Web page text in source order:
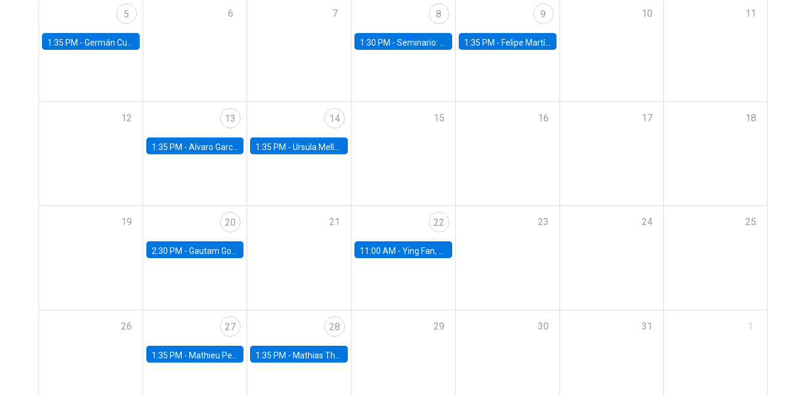
5
1:35 PM - Germán Cubas, University of Houston
6 7 8
1:30 PM -Seminario: “Recuperando la humanidad para progresar en la era de la IA»
9
1:35 PM - Felipe Martínez, alumno Doctorado en Economía UC
10 11
12 13
1:35 PM - Alvaro Garcia-Marin, Universidad de Los Andes
14
1:35 PM -Ursula Mello, Insper - Institute of Education and Research
15 16 17 18
19 20
2:30 PM - Gautam Gowrisankaran, Columbia University
21 22
11:00 AM -Ying Fan, University of Michigan
23 24 25
26 27
1:35 PM - Mathieu Pedemonte, IDB
28
1:35 PM - Mathias Thoenig, University of Lausanne
29 30 31 1